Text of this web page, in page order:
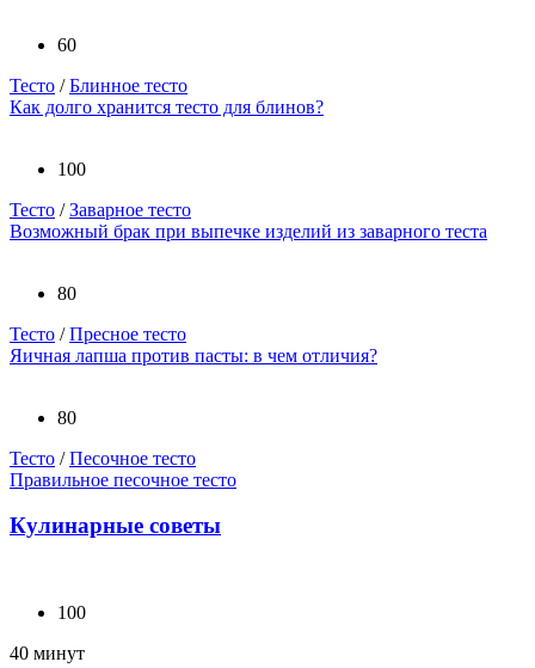
60
Тесто /Блинное тесто
Как долго хранится тесто для блинов?
100
Тесто /Заварное тесто
Возможный брак при выпечке изделий из заварного теста
80
Тесто /Пресное тесто
Яичная лапша против пасты: в чем отличия?
80
Тесто /Песочное тесто
Правильное песочное тесто
Кулинарные советы
100
40 минут